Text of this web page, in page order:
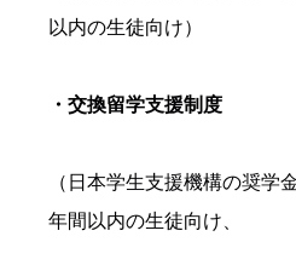
以内の生徒向け）
・交換留学支援制度
（日本学生支援機構の奨学
年間以内の生徒向け、